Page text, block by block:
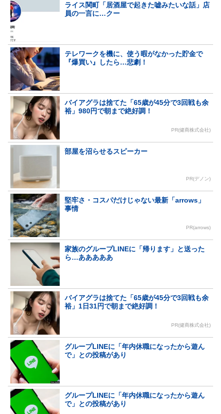
ライス関町「居酒屋で起きた嘘みたいな話」店
員の一言に…クー
テレワークを機に、使う暇がなかった貯金で
『爆買い』したら…悲劇！
バイアグラは捨てた「65歳が45分で3回戦も余
裕」980円で朝まで絶好調！
PR(健商株式会社)
部屋を沼らせるスピーカー
PR(デノン)
堅牢さ・コスパだけじゃない最新「arrows」
事情
PR(arrows)
家族のグループLINEに「帰ります」と送った
ら…あああああ
バイアグラは捨てた「65歳が45分で3回戦も余
裕」1日31円で朝まで絶好調！
PR(健商株式会社)
グループLINEに「年内休職になったから遊ん
で」との投稿があり
グループLINEに「年内休職になったから遊ん
で」との投稿があり